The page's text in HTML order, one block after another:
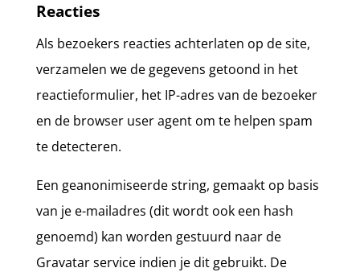
Reacties
Als bezoekers reacties achterlaten op de site,
verzamelen we de gegevens getoond in het
reactieformulier, het IP-adres van de bezoeker
en de browser user agent om te helpen spam
te detecteren.
Een geanonimiseerde string, gemaakt op basis
van je e-mailadres (dit wordt ook een hash
genoemd) kan worden gestuurd naar de
Gravatar service indien je dit gebruikt. De